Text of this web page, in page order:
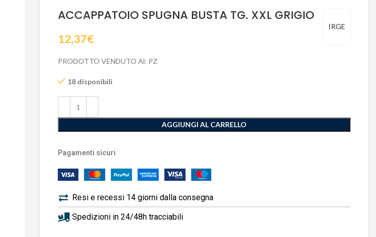
IRGE
ACCAPPATOIO SPUGNA BUSTA TG. XXL GRIGIO
12,37€
PRODOTTO VENDUTO Al: PZ
18 disponibili
AGGIUNGI AL CARRELLO
Pagamenti sicuri
Resi e recessi 14 giorni dalla consegna
Spedizioni in 24/48h tracciabili